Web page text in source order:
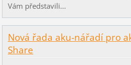
Vám představili...
Nová řada aku-nářadí pro
Share